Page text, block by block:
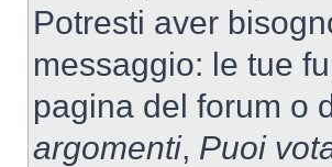
Potresti aver
messaggio: le tue
pagina del forum o
argomenti, Puoi